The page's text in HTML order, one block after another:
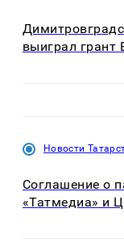
выиграл грант
Новости
Соглашение о
«Татмедиа» и